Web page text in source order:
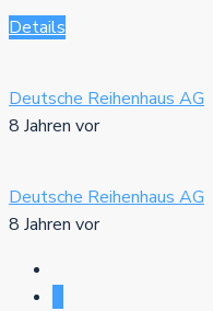
Details
Deutsche Reihenhaus AG
8 Jahren vor
Deutsche Reihenhaus AG
8 Jahren vor